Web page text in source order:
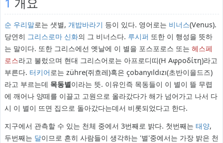
순 우리말로는 샛별, 개밥바라기 등이 있다. 영어로는 비너스(Venus).
당연히 그리스로마 신화의 그 비너스다. 루시퍼 또한 이 행성을 뜻하
는 말이다. 또한 그리스에선 옛날에 이 별을 포스포로스 또는 헤스페
로스라고 불렀으며 현대 그리스어로는 아프로디띠(Η Αφροδίτη)라고
부른다. 터키어 로는 zühre(쥐흐레)혹은 çobanyıldızı(초반이을드즈)
라고 부르는데 목동별이라는 뜻. 이유인즉 목동들이 이 별이 뜰 무렵
에 깨어나 양떼를 이끌고 고원으로 올라갔다가 해가 넘어가고 나서 다
시 이 별이 뜨면 집으로 돌아갔다는데서 비롯되었다고 한다.
지구에서 관측할 수 있는 천체 중에서 3번째로 밝다. 첫번째는 태양,
두번째는 달이므로 흔히 사람들이 생각하는 '별'중에서는 가장 밝은 천